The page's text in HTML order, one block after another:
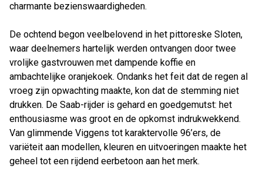
charmante bezienswaardigheden.
De ochtend begon veelbelovend in het pittoreske Sloten,
waar deelnemers hartelijk werden ontvangen door twee
vrolijke gastvrouwen met dampende koffie en
ambachtelijke oranjekoek. Ondanks het feit dat de regen al
vroeg zijn opwachting maakte, kon dat de stemming niet
drukken. De Saab-rijder is gehard en goedgemutst: het
enthousiasme was groot en de opkomst indrukwekkend.
Van glimmende Viggens tot karaktervolle 96’ers, de
variëteit aan modellen, kleuren en uitvoeringen maakte het
geheel tot een rijdend eerbetoon aan het merk.